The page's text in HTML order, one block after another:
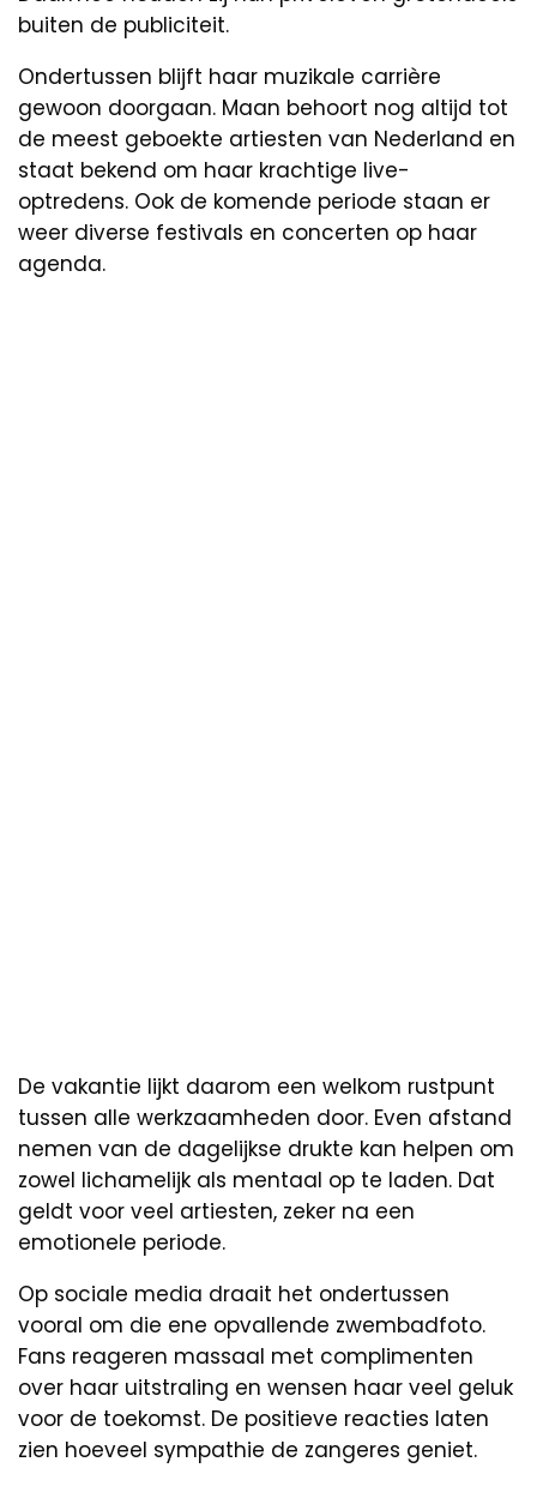
buiten de publiciteit.
Ondertussen blijft haar muzikale carrière
gewoon doorgaan. Maan behoort nog altijd tot
de meest geboekte artiesten van Nederland en
staat bekend om haar krachtige live-
optredens. Ook de komende periode staan er
weer diverse festivals en concerten op haar
agenda.
De vakantie lijkt daarom een welkom rustpunt
tussen alle werkzaamheden door. Even afstand
nemen van de dagelijkse drukte kan helpen om
zowel lichamelijk als mentaal op te laden. Dat
geldt voor veel artiesten, zeker na een
emotionele periode.
Op sociale media draait het ondertussen
vooral om die ene opvallende zwembadfoto.
Fans reageren massaal met complimenten
over haar uitstraling en wensen haar veel geluk
voor de toekomst. De positieve reacties laten
zien hoeveel sympathie de zangeres geniet.